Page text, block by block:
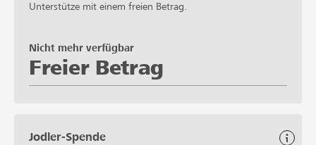
Unterstütze mit einem freien Betrag.
Freier Betrag
Nicht mehr verfügbar
Jodler-Spende